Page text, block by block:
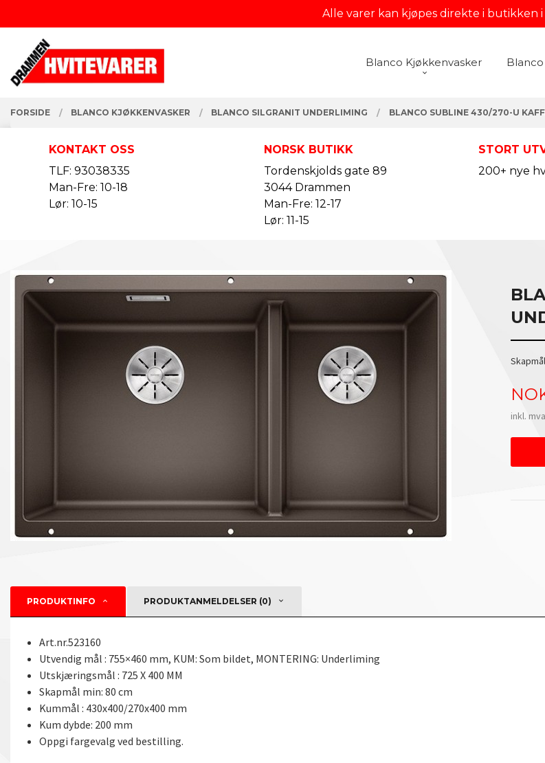
til
innholdet
Alle varer kan kjøpes direkte i butikken
PRODUKTER
Blanco Kjøkkenvasker
FORSIDE BLANCO KJØKKENVASKER BLANCO SILGRANIT UNDERLIMING BLANCO SUBLINE 430/270-U
KONTAKT OSS
TLF: 93038335
Man-Fre: 10-18
Lør: 10-15
NORSK BUTIKK
Tordenskjolds gate 89
3044 Drammen
Man-Fre: 12-17
Lør: 11-15
STORT
200+ nye
Pris
inkl.
PRODUKTINFO PRODUKTANMELDELSER (0)
Art.nr.523160
Utvendig mål : 755×460 mm, KUM: Som bildet, MONTERING: Underliming
Utskjæringsmål : 725 X 400 MM
Skapmål min: 80 cm
Kummål : 430x400/270x400 mm
Kum dybde: 200 mm
Oppgi fargevalg ved bestilling.